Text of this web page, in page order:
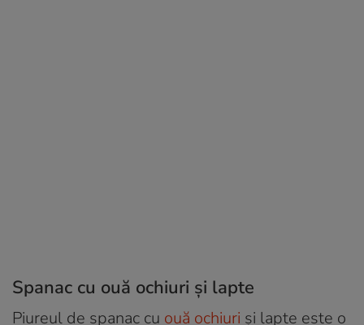
Spanac cu ouă ochiuri și lapte
Piureul de spanac cu ouă ochiuri și lapte este o